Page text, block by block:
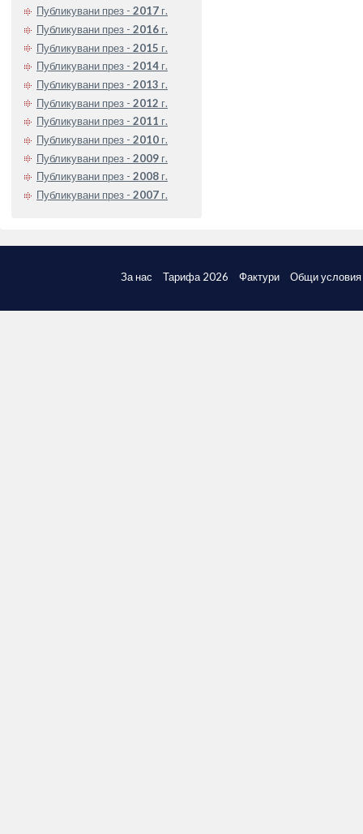
Публикувани през - 2017 г.
Публикувани през - 2016 г.
Публикувани през - 2015 г.
Публикувани през - 2014 г.
Публикувани през - 2013 г.
Публикувани през - 2012 г.
Публикувани през - 2011 г.
Публикувани през - 2010 г.
Публикувани през - 2009 г.
Публикувани през - 2008 г.
Публикувани през - 2007 г.
За нас Тарифа 2026 Фактури Общи условия